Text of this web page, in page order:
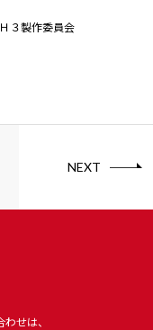
３製作委員会
NEXT
せは、